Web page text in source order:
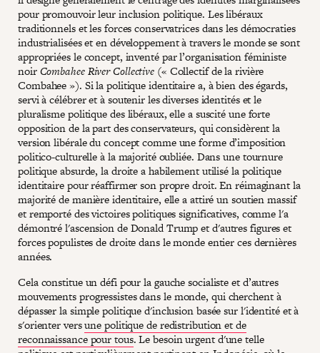
pour promouvoir leur inclusion politique. Les libéraux
traditionnels et les forces conservatrices dans les démocraties
industrialisées et en développement à travers le monde se sont
appropriées le concept, inventé par l’organisation féministe
noirCombahee River Collective (« Collectif de la rivière
Combahee »). Si la politique identitaire a, à bien des égards,
servi à célébrer et à soutenir les diverses identités et le
pluralisme politique des libéraux, elle a suscité une forte
opposition de la part des conservateurs, qui considèrent la
version libérale du concept comme une forme d’imposition
politico-culturelle à la majorité oubliée. Dans une tournure
politique absurde, la droite a habilement utilisé la politique
identitaire pour réaffirmer son propre droit. En réimaginant la
majorité de manière identitaire, elle a attiré un soutien massif
et remporté des victoires politiques significatives, comme l'a
démontré l'ascension de Donald Trump et d'autres figures et
forces populistes de droite dans le monde entier ces dernières
années.
Cela constitue un défi pour la gauche socialiste et d’autres
mouvements progressistes dans le monde, qui cherchent à
dépasser la simple politique d'inclusion basée sur l'identité et à
s'orienter versune politique de redistribution et de
reconnaissance pour tous. Le besoin urgent d'une telle